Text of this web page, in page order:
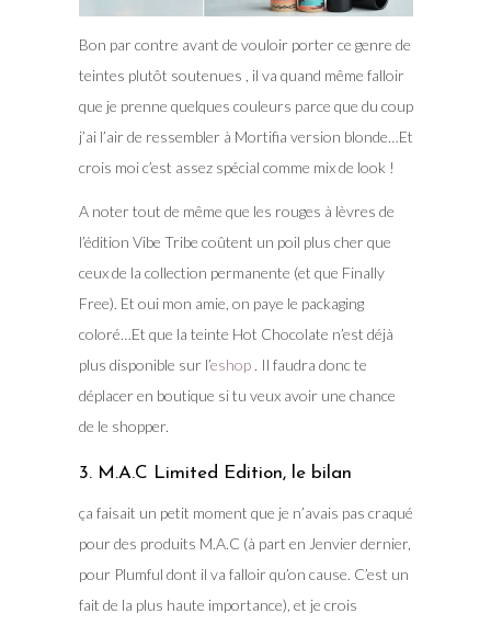
Bon par contre avant de vouloir porter ce genre de
teintes plutôt soutenues , il va quand même falloir
que je prenne quelques couleurs parce que du coup
j’ai l’air de ressembler à Mortifia version blonde…Et
crois moi c’est assez spécial comme mix de look !
A noter tout de même que les rouges à lèvres de
l’édition Vibe Tribe coûtent un poil plus cher que
ceux de la collection permanente (et que Finally
Free). Et oui mon amie, on paye le packaging
coloré…Et que la teinte Hot Chocolate n’est déjà
plus disponible sur l’eshop. Il faudra donc te
déplacer en boutique si tu veux avoir une chance
de le shopper.
3. M.A.C Limited Edition, le bilan
ça faisait un petit moment que je n’avais pas craqué
pour des produits M.A.C (à part en Jenvier dernier,
pour Plumful dont il va falloir qu’on cause. C’est un
fait de la plus haute importance), et je crois